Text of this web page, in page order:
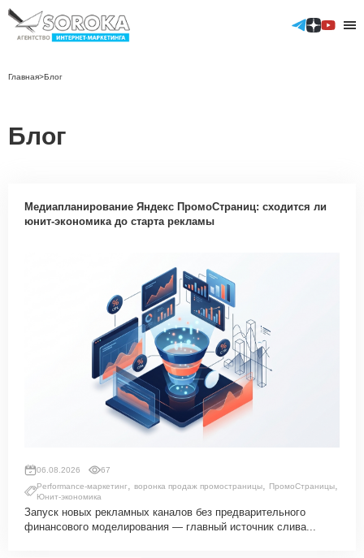
ТикТок
Аудит таргетированной рекламы
SEO продвижение
Продвижение в Яндекс
Продвижение в Google
Продвижение мобильных приложений (ASO)
Отраслевые решения
Реклама мобильных приложений
Медийные размещения
Разработка Digital стратегии
Комплексная веб-аналитика
SMM Телеграм
SMM ВКонтакте
Разработка Landing Pages
Programmatic реклама
Главная>Блог
Блог
Медиапланирование Яндекс ПромоСтраниц: сходится ли
юнит-экономика до старта рекламы
06.08.2026
67
Performance-маркетинг, воронка продаж промостраницы, ПромоСтраницы,
Юнит-экономика
Запуск новых рекламных каналов без предварительного
финансового моделирования — главный источник слива...